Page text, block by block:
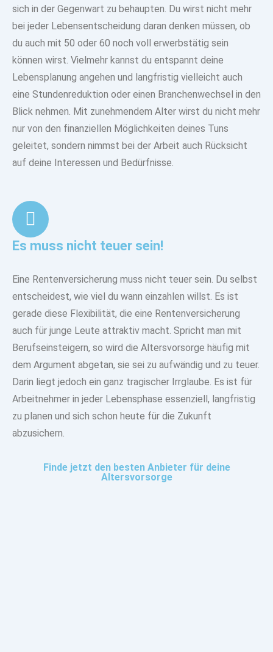
sich in der Gegenwart zu behaupten. Du wirst nicht mehr
bei jeder Lebensentscheidung daran denken müssen, ob
du auch mit 50 oder 60 noch voll erwerbstätig sein
können wirst. Vielmehr kannst du entspannt deine
Lebensplanung angehen und langfristig vielleicht auch
eine Stundenreduktion oder einen Branchenwechsel in den
Blick nehmen. Mit zunehmendem Alter wirst du nicht mehr
nur von den finanziellen Möglichkeiten deines Tuns
geleitet, sondern nimmst bei der Arbeit auch Rücksicht
auf deine Interessen und Bedürfnisse.
Es muss nicht teuer sein!
Eine Rentenversicherung muss nicht teuer sein. Du selbst
entscheidest, wie viel du wann einzahlen willst. Es ist
gerade diese Flexibilität, die eine Rentenversicherung
auch für junge Leute attraktiv macht. Spricht man mit
Berufseinsteigern, so wird die Altersvorsorge häufig mit
dem Argument abgetan, sie sei zu aufwändig und zu teuer.
Darin liegt jedoch ein ganz tragischer Irrglaube. Es ist für
Arbeitnehmer in jeder Lebensphase essenziell, langfristig
zu planen und sich schon heute für die Zukunft
abzusichern.
Finde jetzt den besten Anbieter für deine
Altersvorsorge